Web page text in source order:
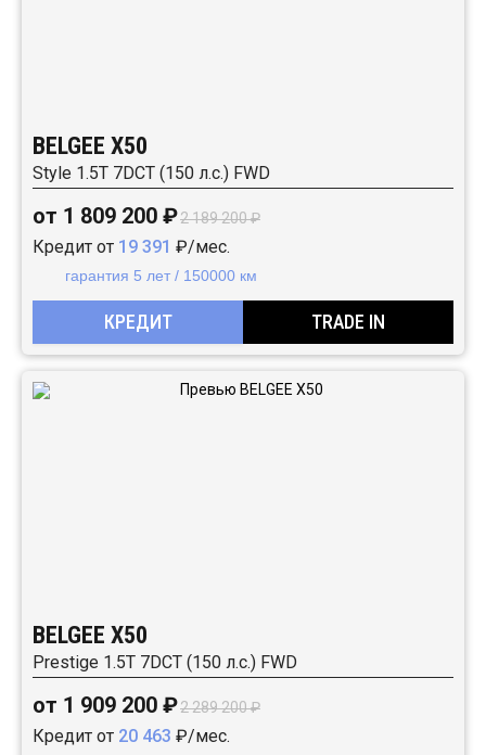
BELGEE X50
Style 1.5T 7DCT (150 л.с.) FWD
от 1 809 200 ₽2 189 200 ₽
Кредит от 19 391 ₽/мес.
гарантия 5 лет / 150000 км
КРЕДИТ TRADE IN
BELGEE X50
Prestige 1.5T 7DCT (150 л.с.) FWD
от 1 909 200 ₽2 289 200 ₽
Кредит от 20 463 ₽/мес.